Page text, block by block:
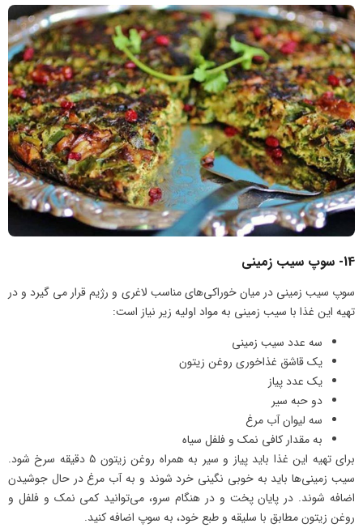
14- سوپ سیب زمینی
سوپ سیب زمینی در میان خوراکی‌های مناسب لاغری و رژیم قرار می گیرد و در
تهیه این غذا با سیب زمینی به مواد اولیه زیر نیاز است:
سه عدد سیب زمینی
یک قاشق غذاخوری روغن زیتون
یک عدد پیاز
دو حبه سیر
سه لیوان آب مرغ
به مقدار کافی نمک و فلفل سیاه
برای تهیه این غذا باید پیاز و سیر به همراه روغن زیتون ۵ دقیقه سرخ شود.
سیب زمینی‌ها باید به خوبی نگینی خرد شوند و به آب مرغ در حال جوشیدن
اضافه شوند. در پایان پخت و در هنگام سرو، می‌توانید کمی نمک و فلفل و
روغن زیتون مطابق با سلیقه و طبع خود، به سوپ اضافه کنید.